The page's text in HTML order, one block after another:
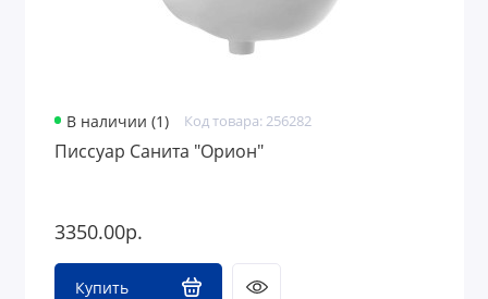
В наличии (1) Код товара: 256282
Писсуар Санита "Орион"
3350.00р.
Купить